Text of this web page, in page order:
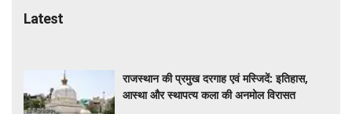
Latest
राजस्थान की प्रमुख दरगाह एवं मस्जिदें: इतिहास,
आस्था और स्थापत्य कला की अनमोल विरासत